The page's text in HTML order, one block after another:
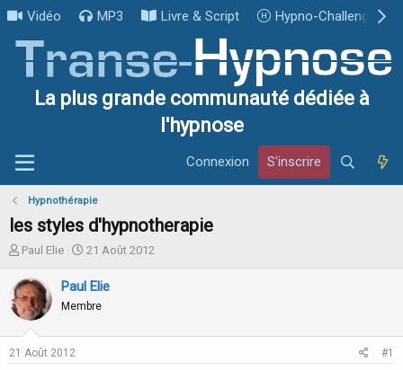
Vidéo MP3 Livre & Script Hypno-Challenge
La plus grande communauté dédiée à
l'hypnose
Connexion S'inscrire
Hypnothérapie
les styles d'hypnotherapie
I
i
t
i
Paul Elie
D
t
d
21 Août 2012
Paul Elie
Membre
21 Août 2012 #1